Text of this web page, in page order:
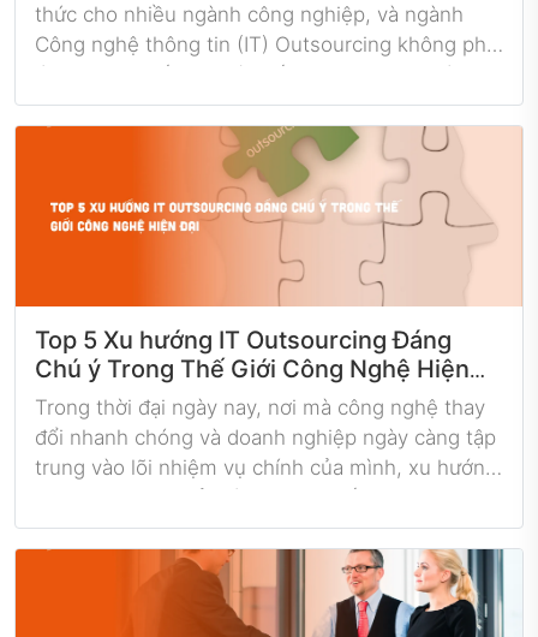
thức cho nhiều ngành công nghiệp, và ngành
Công nghệ thông tin (IT) Outsourcing không phải
của thị trường các doanh nghiệp IT Outsourcing
cần phải áp dụng những chiến lược linh hoạt và
đổi mới để nắm bắt cơ hội.
Top 5 Xu hướng IT Outsourcing Đáng
Chú ý Trong Thế Giới Công Nghệ Hiện
Đại
Trong thời đại ngày nay, nơi mà công nghệ thay
đổi nhanh chóng và doanh nghiệp ngày càng tập
trung vào lõi nhiệm vụ chính của mình, xu hướng
trọng. Vậy điều gì là xu hướng IT Outsourcing
đáng chú ý nhất, bài viết này sẽ mang lại cái nhìn
tổng quan về sự thay đổi và tiến triển trong lĩnh